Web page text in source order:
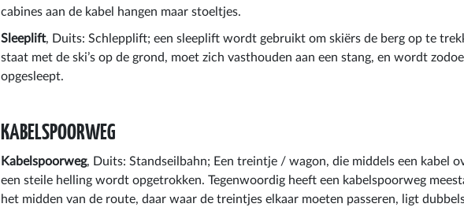
cabines aan de kabel hangen maar stoeltjes.
Sleeplift, Duits: Schlepplift; een sleeplift wordt gebruikt om skiërs de berg op te
staat met de ski’s op de grond, moet zich vasthouden aan een stang, en wordt
opgesleept.
KABELSPOORWEG
Kabelspoorweg, Duits: Standseilbahn; Een treintje / wagon, die middels een kabel
een steile helling wordt opgetrokken. Tegenwoordig heeft een kabelspoorweg
het midden van de route, daar waar de treintjes elkaar moeten passeren, ligt